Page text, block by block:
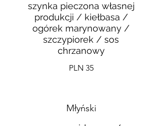
szynka pieczona własnej
produkcji / kiełbasa /
ogórek marynowany /
szczypiorek / sos
chrzanowy
PLN 35
Młyński